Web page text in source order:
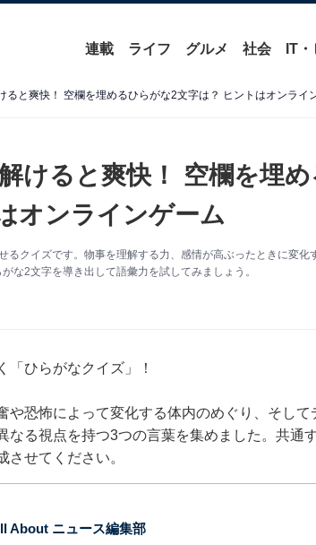
連載 ライフ グルメ 社会 IT
ると爽快！ 空欄を埋めるひらがな2文字は？ ヒントはオンライ
けると爽快！ 空欄を埋
オンラインゲーム
るクイズです。物事を理解する力、感情が高ぶったときに変化
な2文字を導き出して語彙力を試してみましょう。
「ひらがなクイズ」！
や恐怖によって変化する体内のめぐり、そして
なる視点を持つ3つの言葉を集めました。共通
せてください。
About ニュース編集部